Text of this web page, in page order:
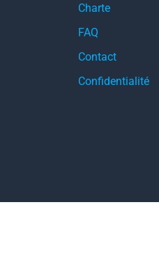
Charte
FAQ
Contact
Confidentialité